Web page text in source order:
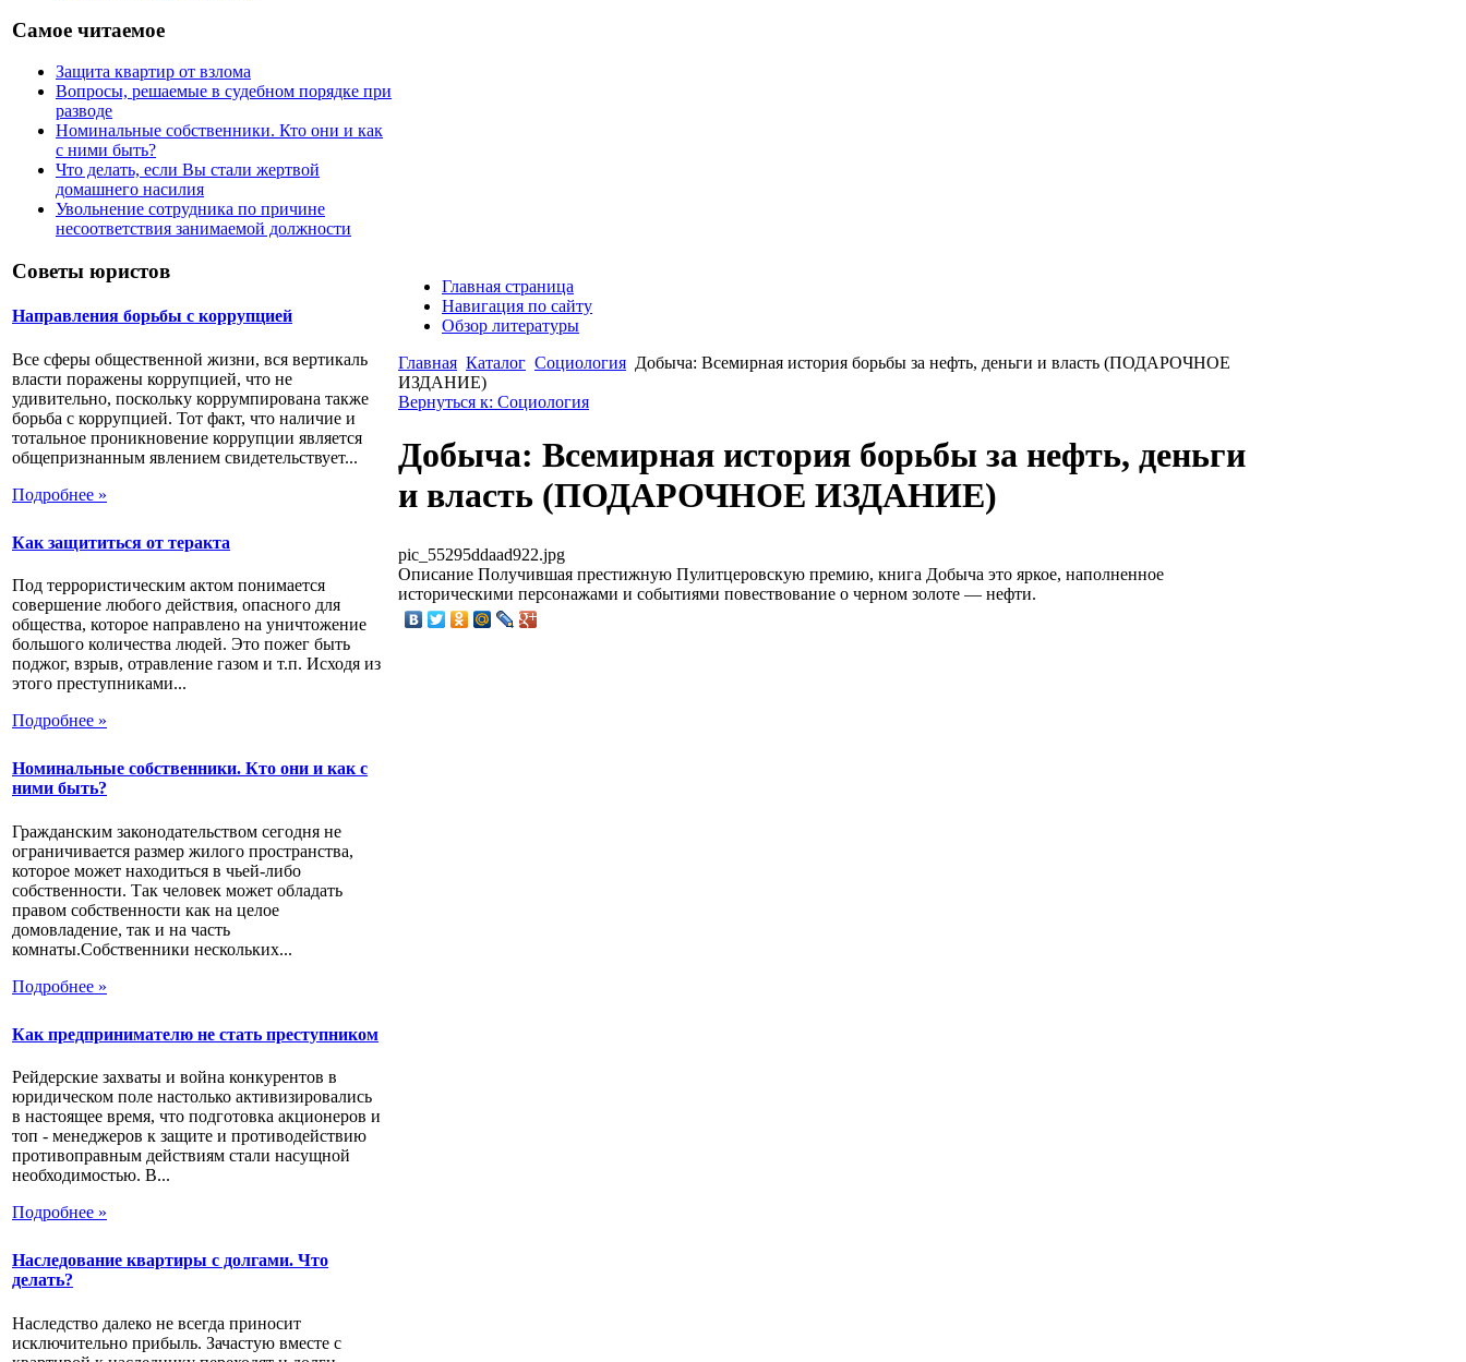
Самое читаемое
Защита квартир от взлома
Вопросы, решаемые в судебном порядке при
разводе
Номинальные собственники. Кто они и как
с ними быть?
Что делать, если Вы стали жертвой
домашнего насилия
Увольнение сотрудника по причине
несоответствия занимаемой должности
Советы юристов
Направления борьбы с коррупцией
Все сферы общественной жизни, вся вертикаль
власти поражены коррупцией, что не
удивительно, поскольку коррумпирована также
борьба с коррупцией. Тот факт, что наличие и
тотальное проникновение коррупции является
общепризнанным явлением свидетельствует...
Подробнее »
Как защититься от теракта
Под террористическим актом понимается
совершение любого действия, опасного для
общества, которое направлено на уничтожение
большого количества людей. Это пожег быть
поджог, взрыв, отравление газом и т.п. Исходя из
этого преступниками...
Подробнее »
Номинальные собственники. Кто они и как с
ними быть?
Гражданским законодательством сегодня не
ограничивается размер жилого пространства,
которое может находиться в чьей-либо
собственности. Так человек может обладать
правом собственности как на целое
домовладение, так и на часть
комнаты.Собственники нескольких...
Подробнее »
Как предпринимателю не стать преступником
Рейдерские захваты и война конкурентов в
юридическом поле настолько активизировались
в настоящее время, что подготовка акционеров и
топ - менеджеров к защите и противодействию
противоправным действиям стали насущной
необходимостью. В...
Подробнее »
Наследование квартиры с долгами. Что
делать?
Наследство далеко не всегда приносит
исключительно прибыль. Зачастую вместе с
Главная страница
Навигация по сайту
Обзор литературы
Главная Каталог Социология Добыча: Всемирная история борьбы за нефть, деньги и власть (ПОДАРОЧНОЕ
ИЗДАНИЕ)
Вернуться к: Социология
Добыча: Всемирная история борьбы за нефть, деньги
и власть (ПОДАРОЧНОЕ ИЗДАНИЕ)
pic_55295ddaad922.jpg
Описание Получившая престижную Пулитцеровскую премию, книга Добыча это яркое, наполненное
историческими персонажами и событиями повествование о черном золоте — нефти.